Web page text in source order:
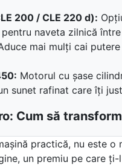
200 / CLE 220 d):
naveta zilnică între
mai mulți cai
Motorul cu șase
sunet rafinat care îți
Cum să
practică, nu este
un premiu pe care